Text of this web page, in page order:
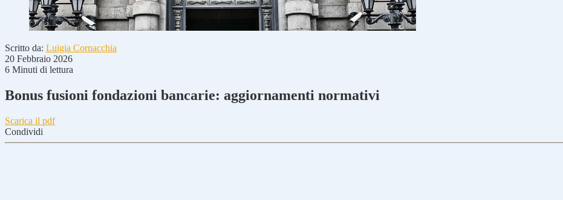
Scritto da: Luigia Cornacchia
20 Febbraio 2026
6 Minuti di lettura
Bonus fusioni fondazioni bancarie: aggiornamenti normativi
Scarica il pdf
Condividi